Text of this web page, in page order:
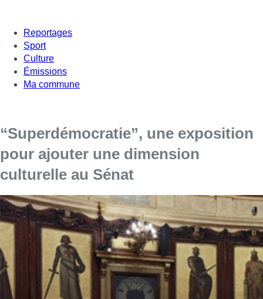
Reportages
Sport
Culture
Émissions
Ma commune
“Superdémocratie”, une exposition
pour ajouter une dimension
culturelle au Sénat